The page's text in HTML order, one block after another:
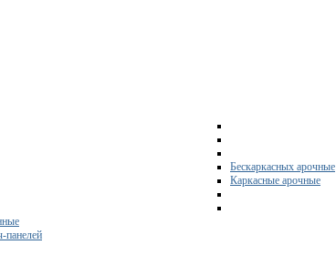
Бескаркасных арочные
Каркасные арочные
панелей